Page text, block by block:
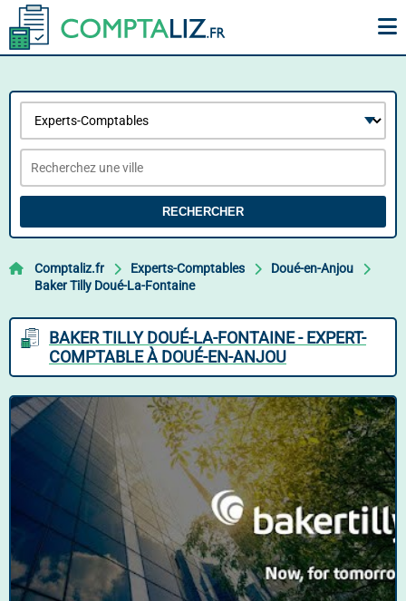
RECHERCHER
Comptaliz.fr Experts-Comptables
Doué-en-Anjou
Baker Tilly Doué-La-Fontaine
BAKER TILLY DOUÉ-LA-FONTAINE - EXPERT-
COMPTABLE À DOUÉ-EN-ANJOU